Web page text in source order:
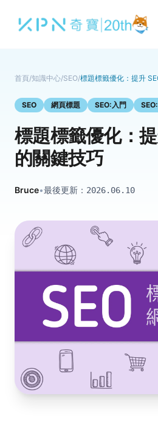
首頁/知識中心/SEO/標題標籤優化：提升
SEO 網頁標題 SEO:入門
標題標籤優化：
的關鍵技巧
Bruce•最後更新： 2026.06.10